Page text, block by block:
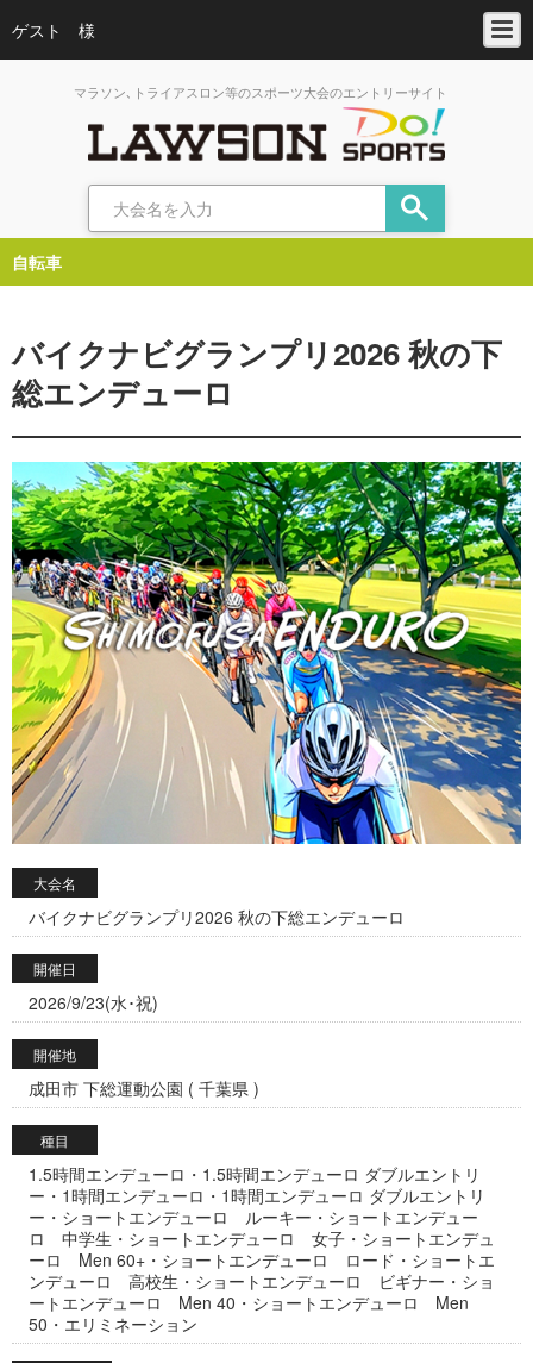
ゲスト 様
マラソン､トライアスロン等のスポーツ大会のエントリーサイト
自転車
バイクナビグランプリ2026 秋の下
総エンデューロ
大会名
バイクナビグランプリ2026 秋の下総エンデューロ
開催日
2026/9/23(水･祝)
開催地
成田市 下総運動公園 ( 千葉県 )
種目
1.5時間エンデューロ・1.5時間エンデューロ ダブルエントリ
ー・1時間エンデューロ・1時間エンデューロ ダブルエントリ
ー・ショートエンデューロ ルーキー・ショートエンデュー
ロ 中学生・ショートエンデューロ 女子・ショートエンデュ
ーロ Men 60+・ショートエンデューロ ロード・ショートエ
ンデューロ 高校生・ショートエンデューロ ビギナー・ショ
ートエンデューロ Men 40・ショートエンデューロ Men
50・エリミネーション